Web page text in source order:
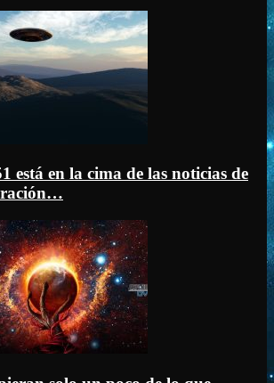
está en la cima de las noticias de